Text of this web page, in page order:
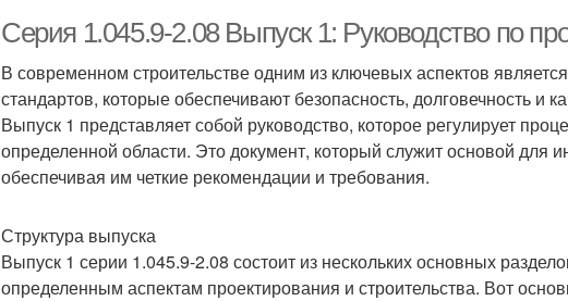
Серия 1.045.9-2.08 Выпуск 1: Руководство по
В современном строительстве одним из ключевых аспектов
стандартов, которые обеспечивают безопасность, долговечность и
Выпуск 1 представляет собой руководство, которое регулирует
определенной области. Это документ, который служит основой для
обеспечивая им четкие рекомендации и требования.
Структура выпуска
Выпуск 1 серии 1.045.9-2.08 состоит из нескольких основных
определенным аспектам проектирования и строительства. Вот